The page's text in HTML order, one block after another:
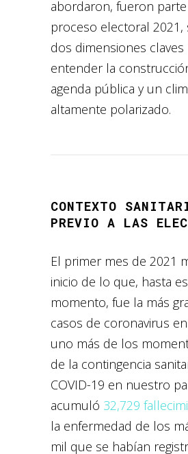
abordaron, fueron
proceso electoral 2021,
dos dimensiones claves
entender la
agenda pública y un
altamente polarizado.
CONTEXTO
PREVIO A LAS
El primer mes de 2021
inicio de lo que, hasta
momento, fue la más
casos de coronavirus
uno más de los
de la contingencia
COVID-19 en nuestro
acumuló 32,729
la enfermedad de los
mil que se habían